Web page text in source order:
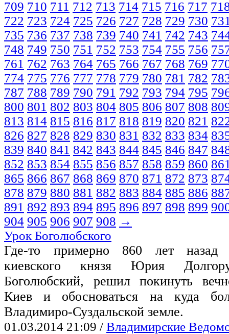
709 710 711 712 713 714 715 716 717
722 723 724 725 726 727 728 729 730
735 736 737 738 739 740 741 742 743
748 749 750 751 752 753 754 755 756
761 762 763 764 765 766 767 768 769
774 775 776 777 778 779 780 781 782
787 788 789 790 791 792 793 794 795
800 801 802 803 804 805 806 807 808
813 814 815 816 817 818 819 820 821
826 827 828 829 830 831 832 833 834
839 840 841 842 843 844 845 846 847
852 853 854 855 856 857 858 859 860
865 866 867 868 869 870 871 872 873
878 879 880 881 882 883 884 885 886
891 892 893 894 895 896 897 898 899
904 905 906 907 908 →
Урок Боголюбского
Где-то примерно 860 лет назад
киевского князя Юрия
Боголюбский, решил покинуть
Киев и обосноваться на куда
Владимиро-Суздальской земле.
01.03.2014 21:09 / Владимирские